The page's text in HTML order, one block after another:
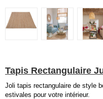
Tapis Rectangulaire
Joli tapis rectangulaire de style
estivales pour votre intérieur.